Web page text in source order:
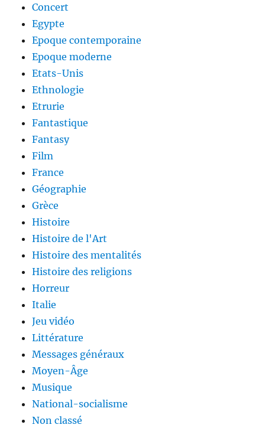
Concert
Egypte
Epoque contemporaine
Epoque moderne
Etats-Unis
Ethnologie
Etrurie
Fantastique
Fantasy
Film
France
Géographie
Grèce
Histoire
Histoire de l'Art
Histoire des mentalités
Histoire des religions
Horreur
Italie
Jeu vidéo
Littérature
Messages généraux
Moyen-Âge
Musique
National-socialisme
Non classé